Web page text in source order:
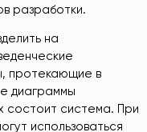
разработки.
на
протекающие в
диаграммы
состоит система. При
использоваться